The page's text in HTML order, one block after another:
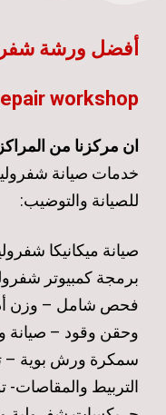
أفضل ورشة
workshop
ان مركزنا من
خدمات صيانة
للصيانة والتوضيب:
صيانة ميكانيكا
برمجة كمبيوتر
فحص شامل – وزن
وحقن وقود – صيانة
سمكرة ورش بوية –
التربيط